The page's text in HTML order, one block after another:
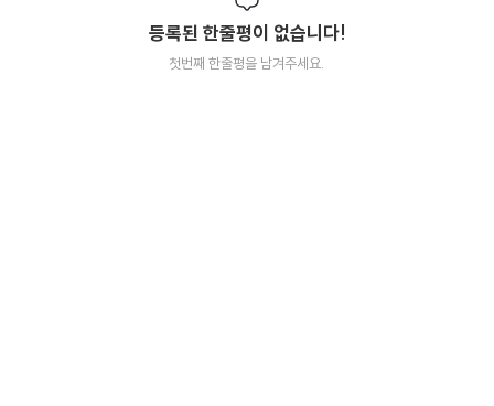
등록된 한줄평이 없습니다!
첫번째 한줄평을 남겨주세요.